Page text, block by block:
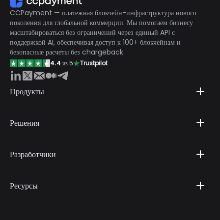
снижает административную нагрузку на владельцев сайтов.
CCPayment — платежная блокчейн-инфраструктура нового
поколения для глобальной коммерции. Мы помогаем бизнесу
масштабироваться без ограничений через единый API с
поддержкой AI, обеспечивая доступ к 100+ блокчейнам и
безопасные расчеты без chargeback.
4.4 из 5 Trustpilot
Продукты
Решения
Разработчики
Ресурсы